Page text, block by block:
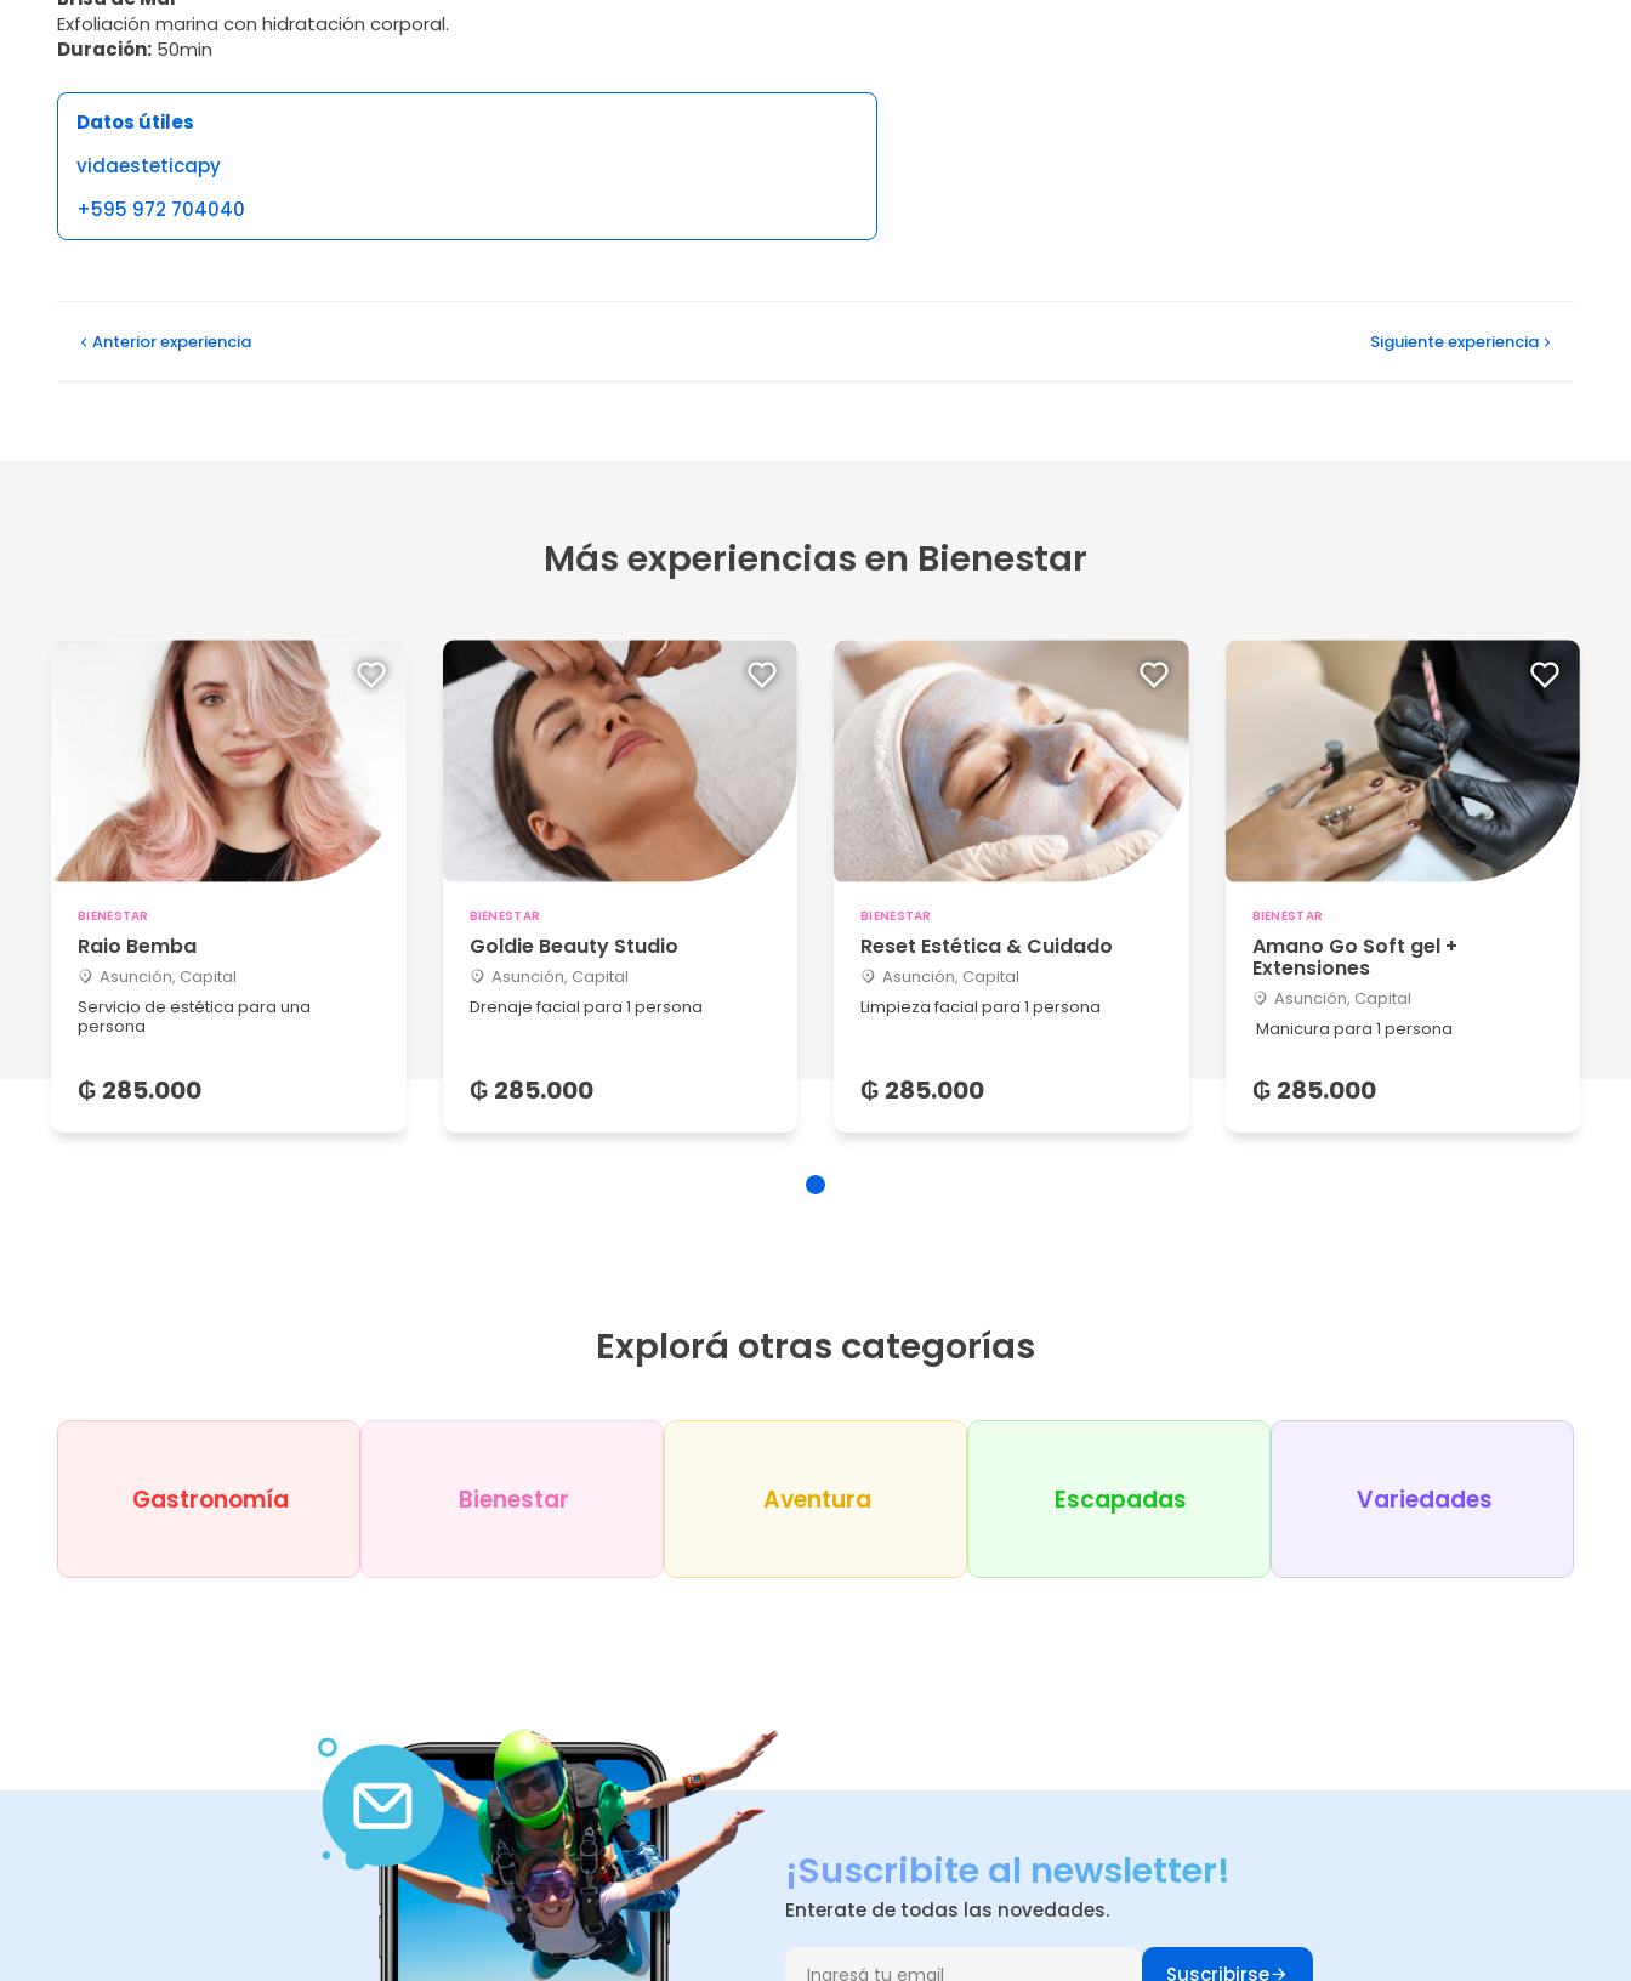
Exfoliación marina con hidratación corporal.
Duración: 50min
Datos útiles
vidaesteticapy
+595 972 704040
Anteriorexperiencia Siguienteexperiencia
Más experiencias en Bienestar
BIENESTAR
Raio Bemba
Asunción, Capital
Servicio de estética para una
persona
₲ 285.000
BIENESTAR
Goldie Beauty Studio
Asunción, Capital
Drenaje facial para 1 persona
₲ 285.000
BIENESTAR
Reset Estética & Cuidado
Asunción, Capital
Limpieza facial para 1 persona
₲ 285.000
BIENESTAR
Amano Go Soft gel +
Extensiones
Asunción, Capital
Manicura para 1 persona
₲ 285.000
Explorá otras categorías
Gastronomía Bienestar Aventura Escapadas Variedades
¡Suscribite al newsletter!
Enterate de todas las novedades.
Suscribirse